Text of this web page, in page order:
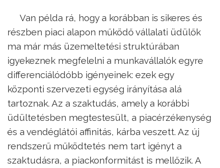
Van példa rá, hogy a korábban is sikeres és
részben piaci alapon működő vállalati üdülők
ma már más üzemeltetési struktúrában
igyekeznek megfelelni a munkavállalók egyre
differenciálódóbb igényeinek: ezek egy
központi szervezeti egység irányítása alá
tartoznak. Az a szaktudás, amely a korábbi
üdültetésben megtestesült, a piacérzékenység
és a vendéglátói affinitás, kárba veszett. Az új
rendszerű működtetés nem tart igényt a
szaktudásra, a piackonformitást is mellőzik. A